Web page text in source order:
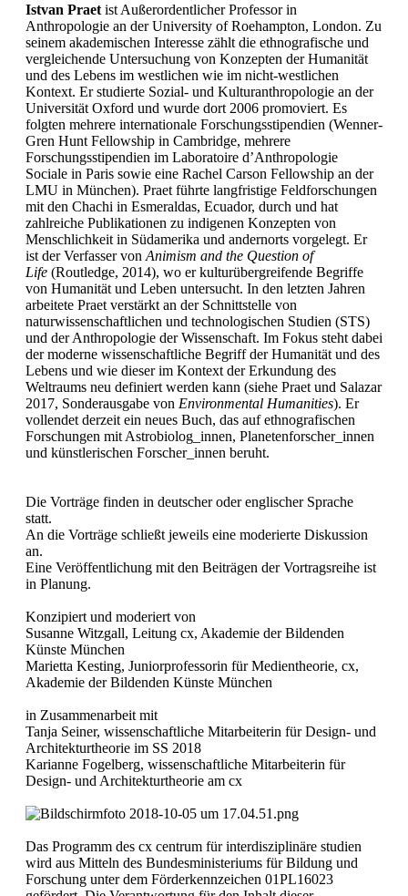
Istvan Praet ist Außerordentlicher Professor in
Anthropologie an der University of Roehampton, London. Zu
seinem akademischen Interesse zählt die ethnografische und
vergleichende Untersuchung von Konzepten der Humanität
und des Lebens im westlichen wie im nicht-westlichen
Kontext. Er studierte Sozial- und Kulturanthropologie an der
Universität Oxford und wurde dort 2006 promoviert. Es
folgten mehrere internationale Forschungsstipendien (Wenner-
Gren Hunt Fellowship in Cambridge, mehrere
Forschungsstipendien im Laboratoire d’Anthropologie
Sociale in Paris sowie eine Rachel Carson Fellowship an der
LMU in München). Praet führte langfristige Feldforschungen
mit den Chachi in Esmeraldas, Ecuador, durch und hat
zahlreiche Publikationen zu indigenen Konzepten von
Menschlichkeit in Südamerika und andernorts vorgelegt. Er
ist der Verfasser von Animism and the Question of
Life (Routledge, 2014), wo er kulturübergreifende Begriffe
von Humanität und Leben untersucht. In den letzten Jahren
arbeitete Praet verstärkt an der Schnittstelle von
naturwissenschaftlichen und technologischen Studien (STS)
und der Anthropologie der Wissenschaft. Im Fokus steht dabei
der moderne wissenschaftliche Begriff der Humanität und des
Lebens und wie dieser im Kontext der Erkundung des
Weltraums neu definiert werden kann (siehe Praet und Salazar
2017, Sonderausgabe von Environmental Humanities). Er
vollendet derzeit ein neues Buch, das auf ethnografischen
Forschungen mit Astrobiolog_innen, Planetenforscher_innen
und künstlerischen Forscher_innen beruht.
Die Vorträge finden in deutscher oder englischer Sprache
statt.
An die Vorträge schließt jeweils eine moderierte Diskussion
an.
Eine Veröffentlichung mit den Beiträgen der Vortragsreihe ist
in Planung.
Konzipiert und moderiert von
Susanne Witzgall, Leitung cx, Akademie der Bildenden
Künste München
Marietta Kesting, Juniorprofessorin für Medientheorie, cx,
Akademie der Bildenden Künste München
in Zusammenarbeit mit
Tanja Seiner, wissenschaftliche Mitarbeiterin für Design- und
Architekturtheorie im SS 2018
Karianne Fogelberg, wissenschaftliche Mitarbeiterin für
Design- und Architekturtheorie am cx
Das Programm des cx centrum für interdisziplinäre studien
wird aus Mitteln des Bundesministeriums für Bildung und
Forschung unter dem Förderkennzeichen 01PL16023